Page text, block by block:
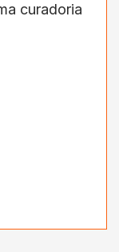
curadoria